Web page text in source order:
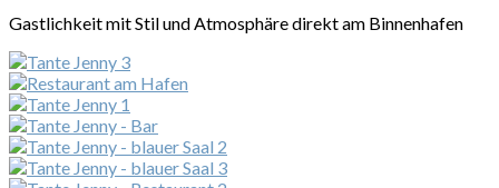
Gastlichkeit mit Stil und Atmosphäre direkt am Binnenhafen